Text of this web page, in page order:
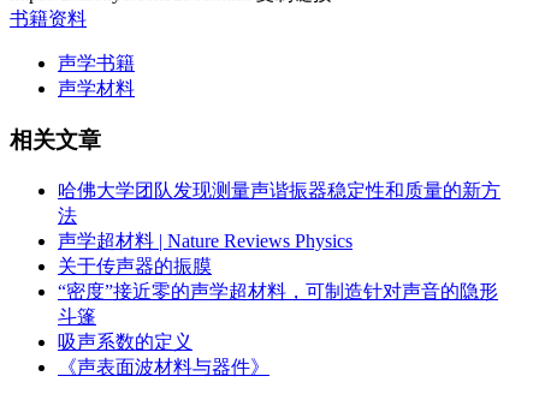
书籍资料
声学书籍
声学材料
相关文章
哈佛大学团队发现测量声谐振器稳定性和质量的新方
法
声学超材料 | Nature Reviews Physics
关于传声器的振膜
“密度”接近零的声学超材料，可制造针对声音的隐形
斗篷
吸声系数的定义
《声表面波材料与器件》